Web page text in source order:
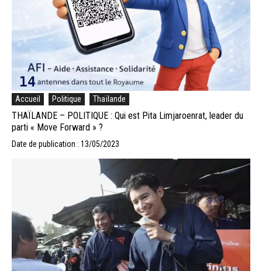
Accueil Politique Thaïlande
THAÏLANDE – POLITIQUE : Qui est Pita Limjaroenrat, leader du
parti « Move Forward » ?
Date de publication : 13/05/2023